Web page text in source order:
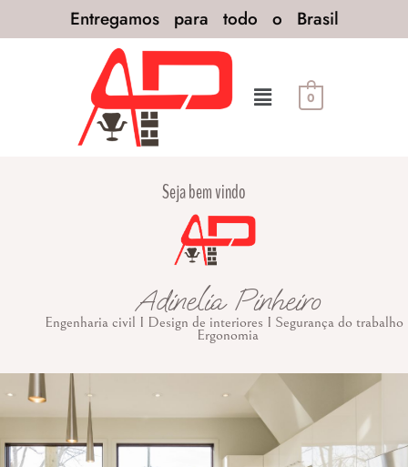
Entregamos para todo o Brasil
0
Seja bem vindo
Adinelia Pinheiro
Engenharia civil I Design de interiores I Segurança do trabalho
Ergonomia